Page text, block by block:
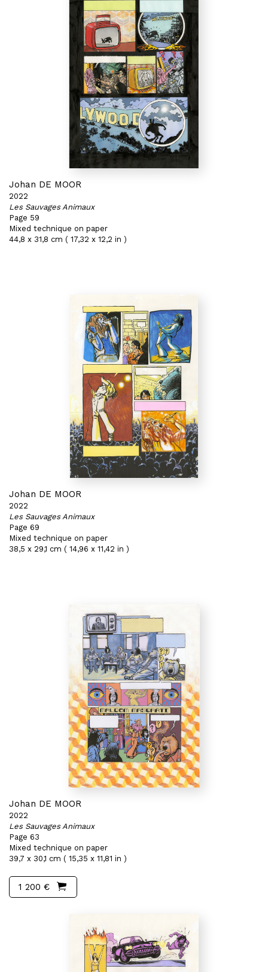
Johan DE MOOR
2022
Les Sauvages Animaux
Page 59
Mixed technique on paper
44,8 x 31,8 cm ( 17,32 x 12,2 in )
Johan DE MOOR
2022
Les Sauvages Animaux
Page 69
Mixed technique on paper
38,5 x 29,1 cm ( 14,96 x 11,42 in )
Johan DE MOOR
2022
Les Sauvages Animaux
Page 63
Mixed technique on paper
39,7 x 30,1 cm ( 15,35 x 11,81 in )
1 200 €